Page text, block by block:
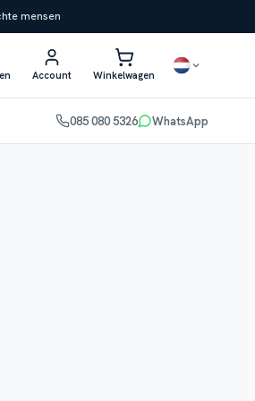
mensen
Account Winkelwagen
085 080 5326 WhatsApp